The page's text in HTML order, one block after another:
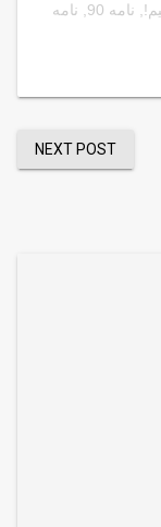
نامه 90
نامه
NEXT POST